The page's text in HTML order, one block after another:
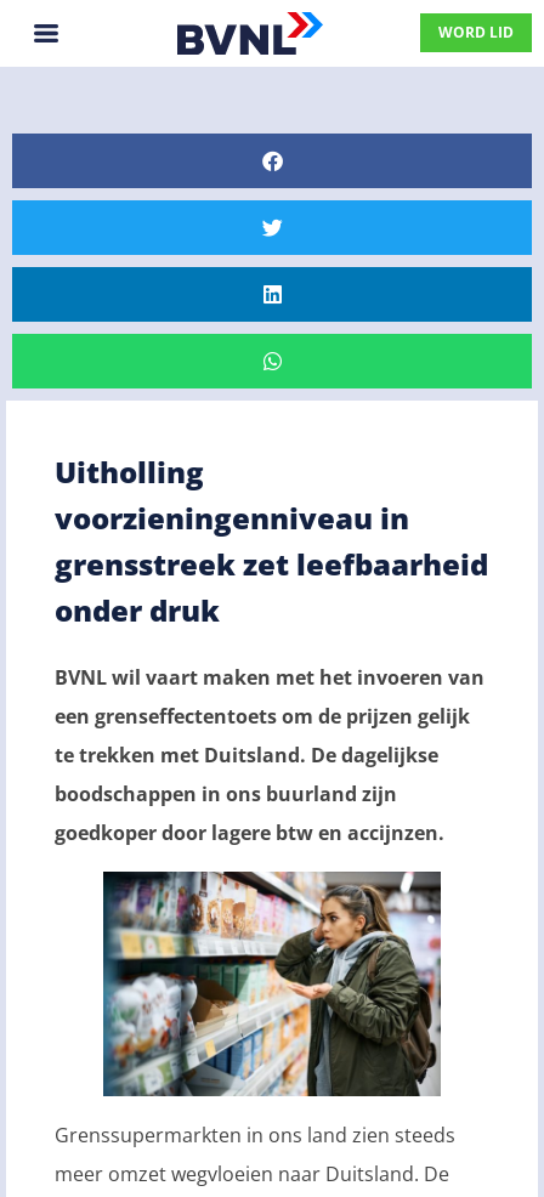
WORD LID
Uitholling
voorzieningenniveau in
grensstreek zet leefbaarheid
onder druk
BVNL wil vaart maken met het invoeren van
een grenseffectentoets om de prijzen gelijk
te trekken met Duitsland. De dagelijkse
boodschappen in ons buurland zijn
goedkoper door lagere btw en accijnzen.
Grenssupermarkten in ons land zien steeds
meer omzet wegvloeien naar Duitsland. De